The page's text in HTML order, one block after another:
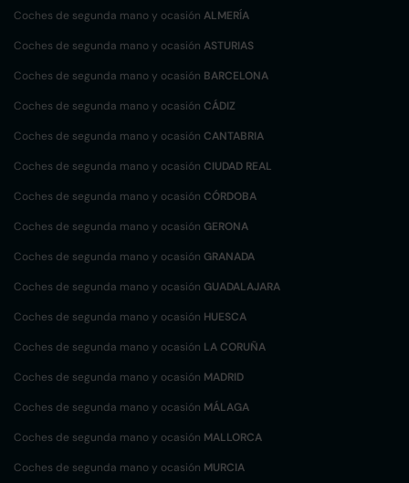
Coches de segunda mano y ocasión ALMERÍA
Coches de segunda mano y ocasión ASTURIAS
Coches de segunda mano y ocasión BARCELONA
Coches de segunda mano y ocasión CÁDIZ
Coches de segunda mano y ocasión CANTABRIA
Coches de segunda mano y ocasión CIUDAD REAL
Coches de segunda mano y ocasión CÓRDOBA
Coches de segunda mano y ocasión GERONA
Coches de segunda mano y ocasión GRANADA
Coches de segunda mano y ocasión GUADALAJARA
Coches de segunda mano y ocasión HUESCA
Coches de segunda mano y ocasión LA CORUÑA
Coches de segunda mano y ocasión MADRID
Coches de segunda mano y ocasión MÁLAGA
Coches de segunda mano y ocasión MALLORCA
Coches de segunda mano y ocasión MURCIA